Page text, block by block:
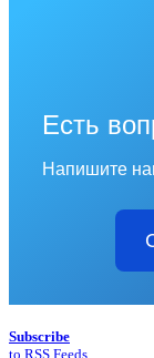
Есть
Напишите
Subscribe
to RSS Feeds